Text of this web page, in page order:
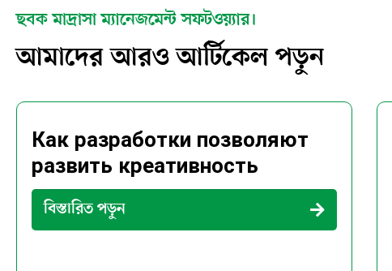
ছবক মাদ্রাসা ম্যানেজমেন্ট সফটওয়্যার।
আমাদের আরও আর্টিকেল পড়ুন
Как разработки позволяют
развить креативность
বিস্তারিত পড়ুন